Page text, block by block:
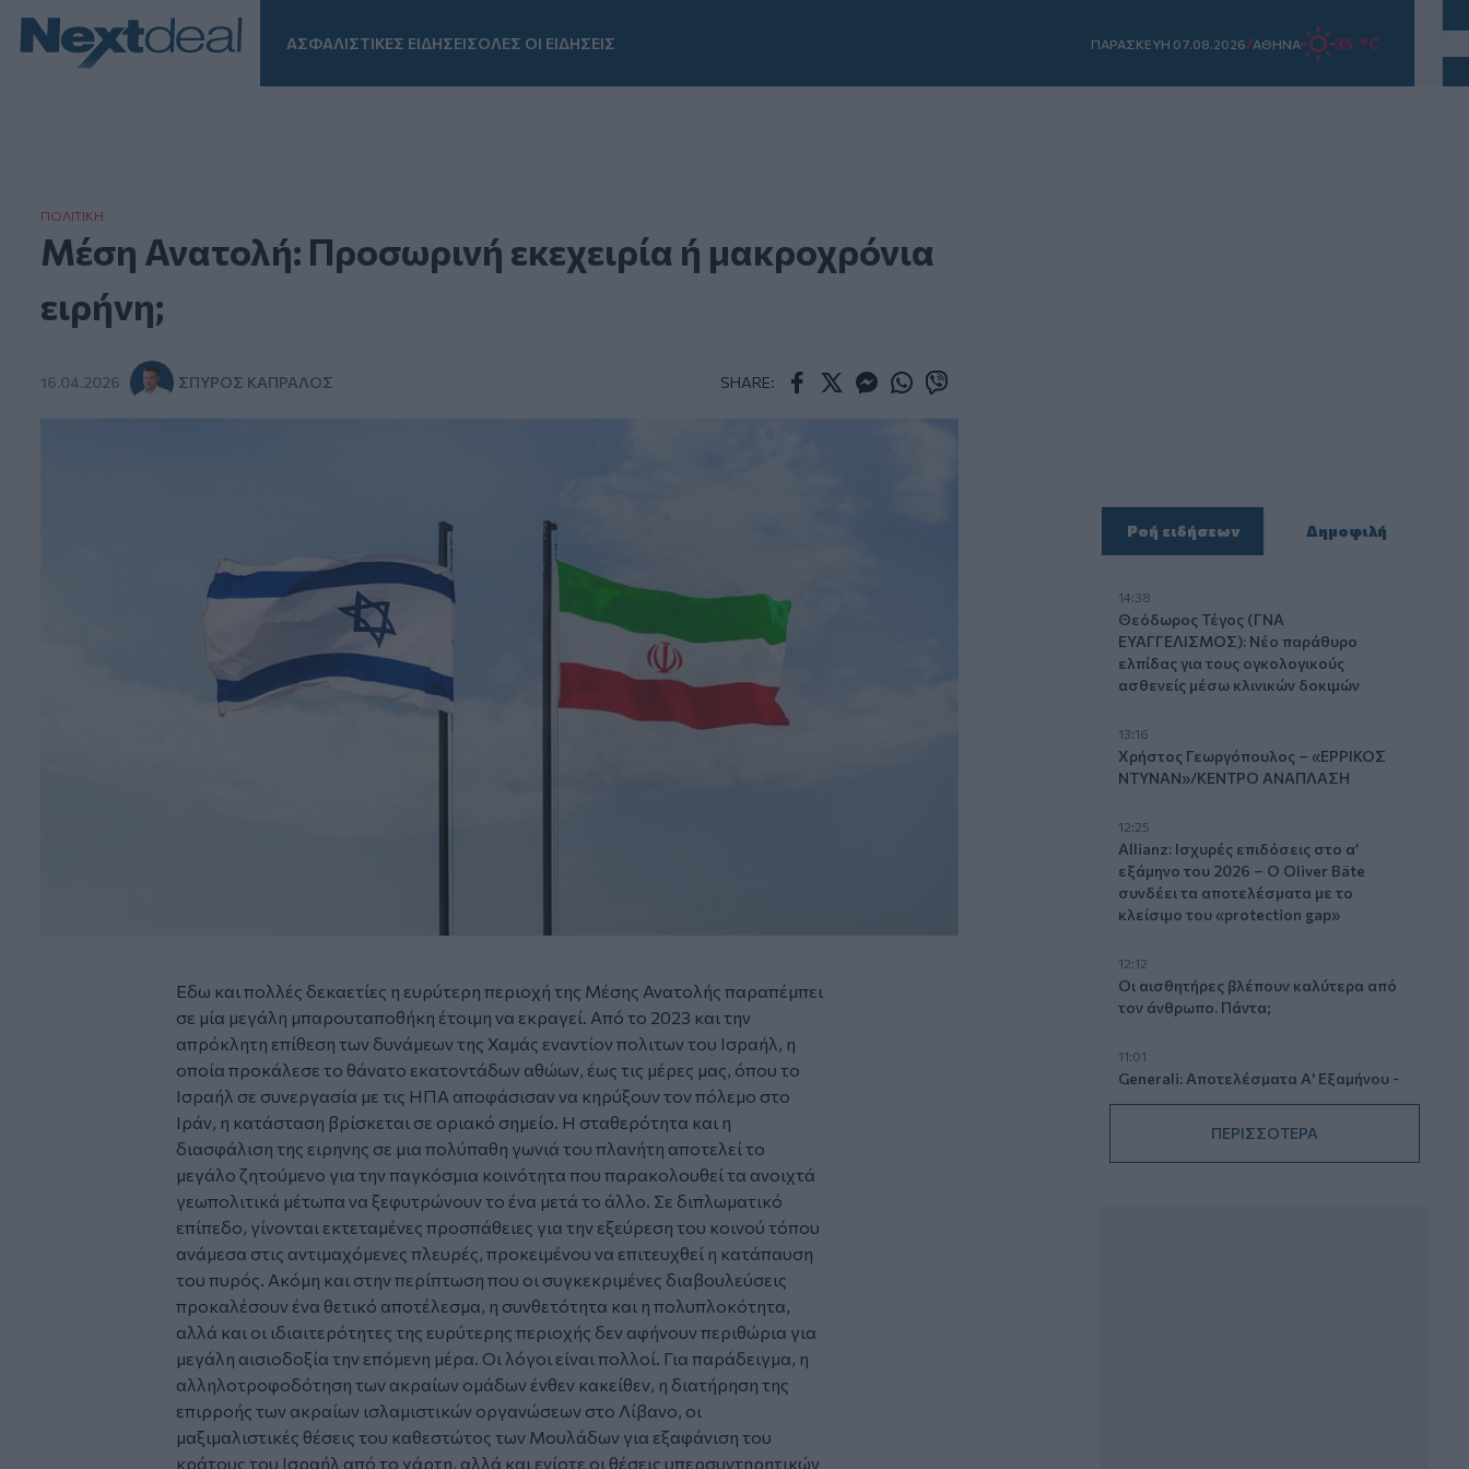
ΑΣΦΑΛΙΣΤΙΚΕΣ ΕΙΔΗΣΕΙΣΟΛΕΣ ΟΙ ΕΙΔΗΣΕΙΣ ΠΑΡΑΣΚΕΥΗ 07.08.2026/ΑΘΗΝΑ 35 °C
ΠΟΛΙΤΙΚΗ
Μέση Ανατολή: Προσωρινή εκεχειρία ή μακροχρόνια
ειρήνη;
16.04.2026 ΣΠΎΡΟΣ ΚΑΠΡΆΛΟΣ SHARE:
Εδω και πολλές δεκαετίες η ευρύτερη περιοχή της Μέσης Ανατολής παραπέμπει
σε μία μεγάλη μπαρουταποθήκη έτοιμη να εκραγεί. Από το 2023 και την
απρόκλητη επίθεση των δυνάμεων της Χαμάς εναντίον πολιτων του Ισραήλ, η
οποία προκάλεσε το θάνατο εκατοντάδων αθώων, έως τις μέρες μας, όπου το
Ισραήλ σε συνεργασία με τις ΗΠΑ αποφάσισαν να κηρύξουν τον πόλεμο στο
Ιράν, η κατάσταση βρίσκεται σε οριακό σημείο. Η σταθερότητα και η
διασφάλιση της ειρηνης σε μια πολύπαθη γωνιά του πλανήτη αποτελεί το
μεγάλο ζητούμενο για την παγκόσμια κοινότητα που παρακολουθεί τα ανοιχτά
γεωπολιτικά μέτωπα να ξεφυτρώνουν το ένα μετά το άλλο. Σε διπλωματικό
επίπεδο, γίνονται εκτεταμένες προσπάθειες για την εξεύρεση του κοινού τόπου
ανάμεσα στις αντιμαχόμενες πλευρές, προκειμένου να επιτευχθεί η κατάπαυση
του πυρός. Ακόμη και στην περίπτωση που οι συγκεκριμένες διαβουλεύσεις
προκαλέσουν ένα θετικό αποτέλεσμα, η συνθετότητα και η πολυπλοκότητα,
αλλά και οι ιδιαιτερότητες της ευρύτερης περιοχής δεν αφήνουν περιθώρια για
μεγάλη αισιοδοξία την επόμενη μέρα. Οι λόγοι είναι πολλοί. Για παράδειγμα, η
αλληλοτροφοδότηση των ακραίων ομάδων ένθεν κακείθεν, η διατήρηση της
επιρροής των ακραίων ισλαμιστικών οργανώσεων στο Λίβανο, οι
μαξιμαλιστικές θέσεις του καθεστώτος των Μουλάδων για εξαφάνιση του
κράτους του Ισραήλ από το χάρτη, αλλά και ενίοτε οι θέσεις υπερσυντηρητικών
Ροή ειδήσεων Δημοφιλή
14:38
Θεόδωρος Τέγος (ΓΝΑ
ΕΥΑΓΓΕΛΙΣΜΟΣ): Νέο παράθυρο
ελπίδας για τους ογκολογικούς
ασθενείς μέσω κλινικών δοκιμών
13:16
Χρήστος Γεωργόπουλος – «ΕΡΡΙΚΟΣ
ΝΤΥΝΑΝ»/ΚΕΝΤΡΟ ΑΝΑΠΛΑΣΗ
12:25
Allianz: Ισχυρές επιδόσεις στο α’
εξάμηνο του 2026 – Ο Oliver Bäte
συνδέει τα αποτελέσματα με το
κλείσιμο του «protection gap»
12:12
Οι αισθητήρες βλέπουν καλύτερα από
τον άνθρωπο. Πάντα;
11:01
Generali: Αποτελέσματα Α' Εξαμήνου -
Εξαιρετική ανάπτυξη στα Λειτουργικά
Αποτελέσματα με συμβολή από όλες
τις επιχειρηματικές δραστηριότητες
ΠΕΡΙΣΣΟΤΕΡΑ